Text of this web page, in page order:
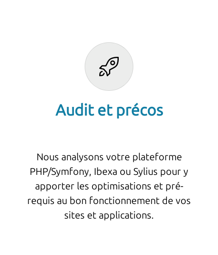
Audit et précos
Nous analysons votre plateforme
PHP/Symfony, Ibexa ou Sylius pour y
apporter les optimisations et pré-
requis au bon fonctionnement de vos
sites et applications.